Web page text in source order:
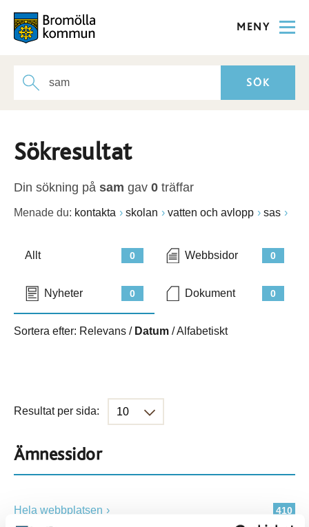
MENY
Sökresultat
Din sökning på sam gav 0 träffar
Menade du: kontakta skolan vatten och avlopp sas
0
Allt 0
Webbsidor
0
Nyheter 0
Dokument
Sortera efter: Relevans / Datum /Alfabetiskt
Resultat per sida:
Ämnessidor
410
Hela webbplatsen